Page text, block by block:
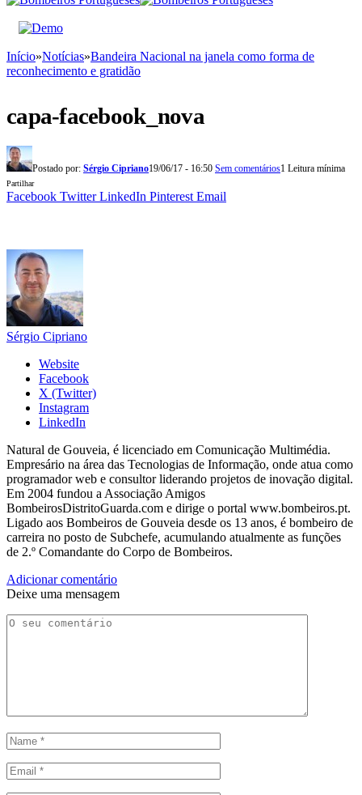
Início»Notícias»Bandeira Nacional na janela como forma de
reconhecimento e gratidão
capa-facebook_nova
Postado por: Sérgio Cipriano19/06/17 - 16:50 Sem comentários1 Leitura mínima
Partilhar
Facebook Twitter LinkedIn Pinterest Email
Sérgio Cipriano
Website
Facebook
X (Twitter)
Instagram
LinkedIn
Natural de Gouveia, é licenciado em Comunicação Multimédia.
Empresário na área das Tecnologias de Informação, onde atua como
programador web e consultor liderando projetos de inovação digital.
Em 2004 fundou a Associação Amigos
BombeirosDistritoGuarda.com e dirige o portal www.bombeiros.pt.
Ligado aos Bombeiros de Gouveia desde os 13 anos, é bombeiro de
carreira no posto de Subchefe, acumulando atualmente as funções
de 2.º Comandante do Corpo de Bombeiros.
Adicionar comentário
Deixe uma mensagem